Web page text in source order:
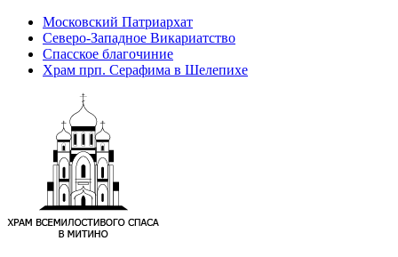
Московский Патриархат
Северо-Западное Викариатство
Спасское благочиние
Храм прп. Серафима в Шелепихе